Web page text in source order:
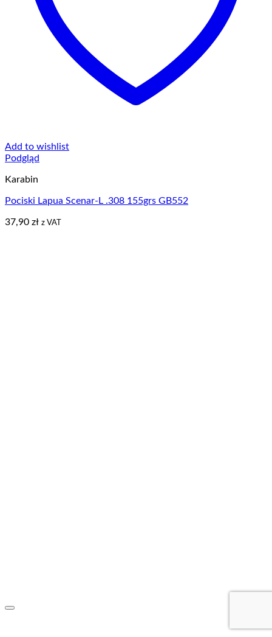
Add to wishlist
Podgląd
Karabin
Pociski Lapua Scenar-L .308 155grs GB552
37,90 zł z VAT